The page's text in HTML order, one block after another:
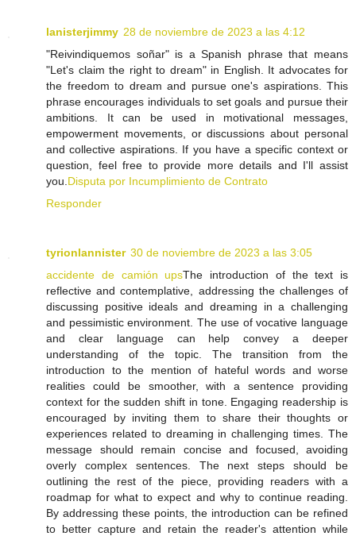
lanisterjimmy 28 de noviembre de 2023 a las 4:12
"Reivindiquemos soñar" is a Spanish phrase that means
"Let's claim the right to dream" in English. It advocates for
the freedom to dream and pursue one's aspirations. This
phrase encourages individuals to set goals and pursue their
ambitions. It can be used in motivational messages,
empowerment movements, or discussions about personal
and collective aspirations. If you have a specific context or
question, feel free to provide more details and I'll assist
you. Disputa por Incumplimiento de Contrato
Responder
tyrionlannister 30 de noviembre de 2023 a las 3:05
accidente de camión upsThe introduction of the text is
reflective and contemplative, addressing the challenges of
discussing positive ideals and dreaming in a challenging
and pessimistic environment. The use of vocative language
and clear language can help convey a deeper
understanding of the topic. The transition from the
introduction to the mention of hateful words and worse
realities could be smoother, with a sentence providing
context for the sudden shift in tone. Engaging readership is
encouraged by inviting them to share their thoughts or
experiences related to dreaming in challenging times. The
message should remain concise and focused, avoiding
overly complex sentences. The next steps should be
outlining the rest of the piece, providing readers with a
roadmap for what to expect and why to continue reading.
By addressing these points, the introduction can be refined
to better capture and retain the reader's attention while